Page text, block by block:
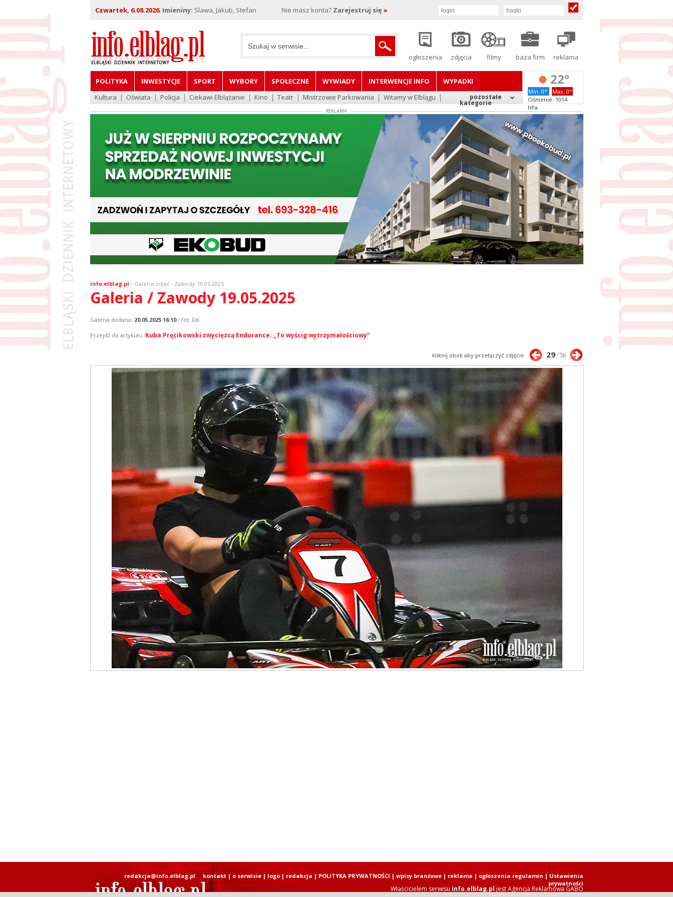
Czwartek, 6.08.2026, Imieniny: Slawa, Jakub, Stefan Nie masz konta? Zarejestruj się »
ogłoszenia zdjęcia filmy baza firm reklama
POLITYKA INWESTYCJE SPORT WYBORY SPOŁECZNE WYWIADY INTERWENCJE INFO
WYPADKI
Kultura
Oświata Policja Ciekawi Elblążanie Kino Teatr Mistrzowie Parkowania Witamy w Elblągu pozostałe
kategorie
22°
Min. 0°
Max. 0°
Ciśnienie: 1014
hPa
REKLAMA
info.elblag.pl - Galerie zdjęć- Zawody 19.05.2025
Galeria / Zawody 19.05.2025
Galeria dodana: 20.05.2025 16:10/ fot. DK
Przejdź do artykułu: Kuba Pręcikowski zwycięzcą Endurance. „To wyścig wytrzymałościowy”
kliknij obok aby przełączyć zdjęcie 29/ 56
Właścicielem serwisu info.elblag.pl jestAgencja Reklamowa GABO
redakcja@info.elblag.pl kontakt| o serwisie| logo| redakcja | POLITYKA PRYWATNOŚCI | wpisy branżowe| reklama | ogłoszenia regulamin | Ustawienia
prywatności